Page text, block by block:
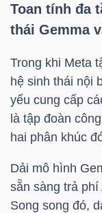
Toan tính đa
thái Gemma
Trong khi Meta
hệ sinh thái nội
yếu cung cấp
là tập đoàn
hai phân khúc
Dải mô hình
sẵn sàng trả
Song song đó,
TIỆN
ÍCH
BẤT
ĐỘNG
SẢN